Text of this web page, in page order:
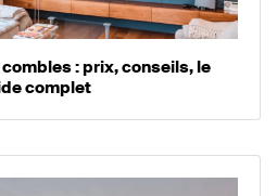
: prix, conseils, le
complet